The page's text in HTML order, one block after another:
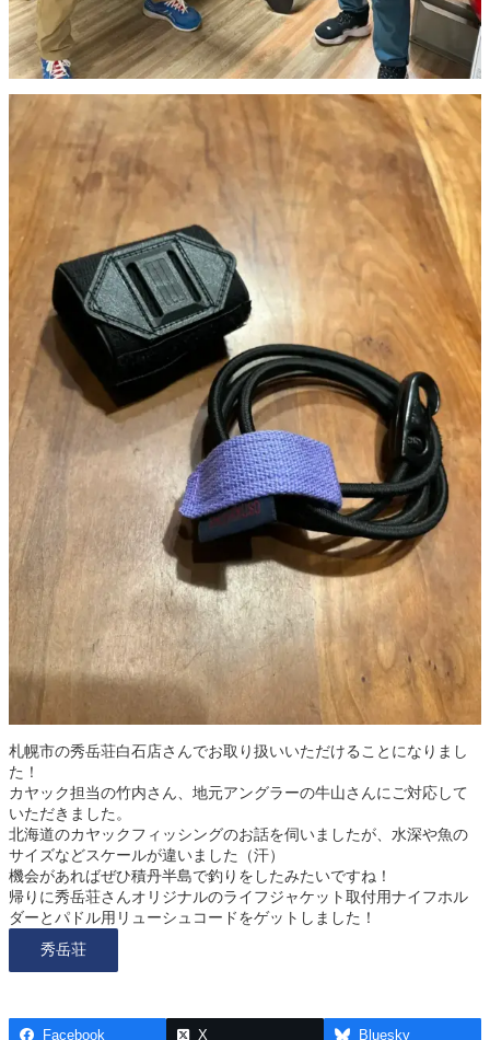
札幌市の秀岳荘白石店さんでお取り扱いいただけることになりまし
た！
カヤック担当の竹内さん、地元アングラーの牛山さんにご対応して
いただきました。
北海道のカヤックフィッシングのお話を伺いましたが、水深や魚の
サイズなどスケールが違いました（汗）
機会があればぜひ積丹半島で釣りをしたみたいですね！
帰りに秀岳荘さんオリジナルのライフジャケット取付用ナイフホル
ダーとパドル用リューシュコードをゲットしました！
秀岳荘
Facebook X Bluesky